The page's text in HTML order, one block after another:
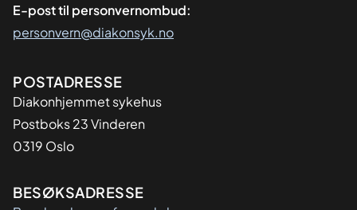
E-post til personvernombud:
personvern@diakonsyk.no
Adresse
POSTADRESSE
Diakonhjemmet sykehus
Postboks 23 Vinderen
0319 Oslo
BESØKSADRESSE